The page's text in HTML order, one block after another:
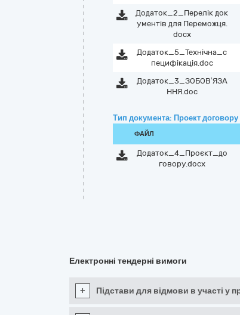
Додаток_2_Перелік док
ументів для Переможця.
docx
Додаток_5_Технічна_с
пецифікація.doc
Додаток_3_ЗОБОВ’ЯЗА
ННЯ.doc
Тип документа: Проект договору
ФАЙЛ
Додаток_4_Проєкт_до
говору.docx
Електронні тендерні вимоги
+ Підстави для відмови в участі у